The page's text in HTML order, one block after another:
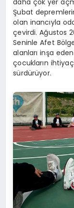
Şubat
olan inancıyla
çevirdi. Ağustos
Seninle Afet
alanları inşa
çocukların
sürdürüyor.